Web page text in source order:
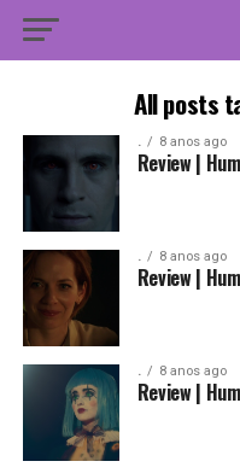
All posts
. 8 anos ago
Review |
. 8 anos ago
Review |
. 8 anos ago
Review |